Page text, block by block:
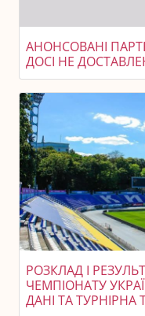
АНОНСОВАНІ
ДОСІ НЕ
РОЗКЛАД І
ЧЕМПІОНАТУ
ДАНІ ТА